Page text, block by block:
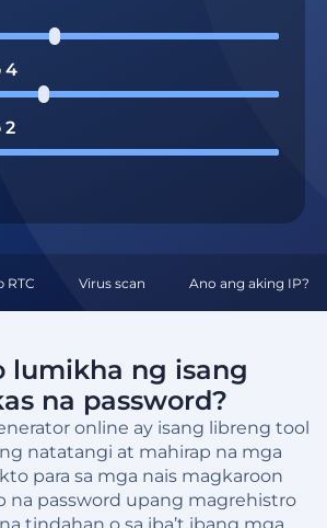
4
2
RTC Virus scan Ano ang aking IP?
online ay isang libreng tool
natatangi at mahirap na mga
para sa mga nais magkaroon
na password upang magrehistro
lumikha ng isang
na password?